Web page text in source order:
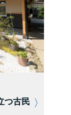
つ古民